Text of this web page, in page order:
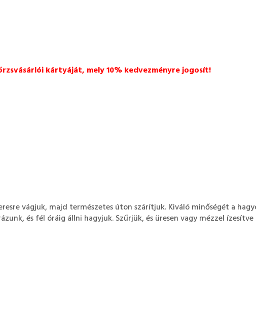
kártyáját, mely 10% kedvezményre jogosít!
vágjuk, majd természetes úton szárítjuk. Kiváló minőségét a
és fél óráig állni hagyjuk. Szűrjük, és üresen vagy mézzel